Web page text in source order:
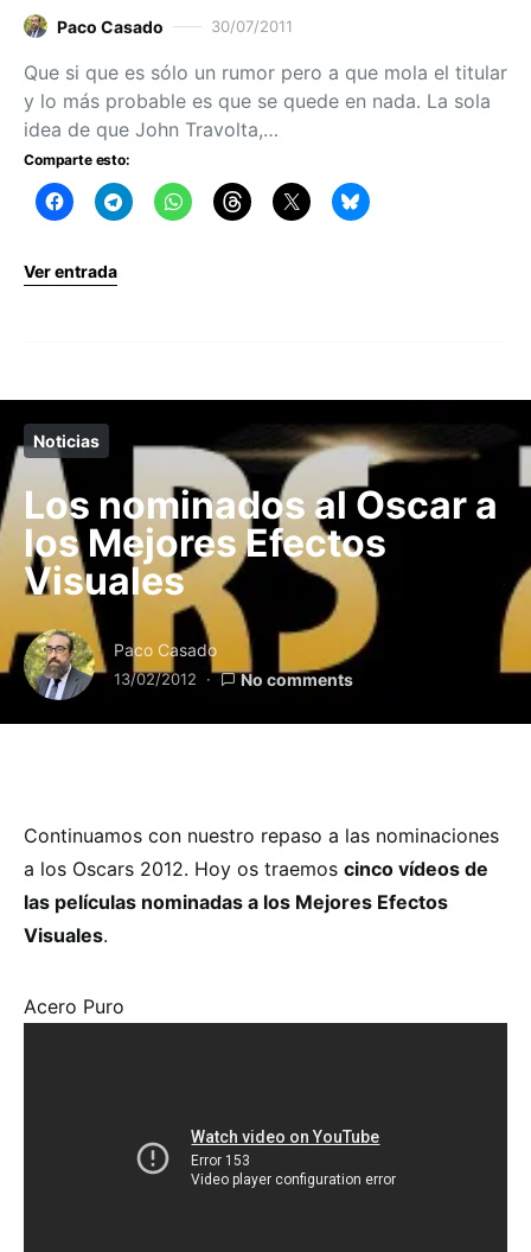
Paco Casado 30/07/2011
Que si que es sólo un rumor pero a que mola el titular
y lo más probable es que se quede en nada. La sola
idea de que John Travolta,…
Comparte esto:
Ver entrada
Noticias
Los nominados al Oscar a
los Mejores Efectos
Visuales
Paco Casado
13/02/2012 No comments
Continuamos con nuestro repaso a las nominaciones
a los Oscars 2012. Hoy os traemos cinco vídeos de
las películas nominadas a los Mejores Efectos
Visuales.
Acero Puro